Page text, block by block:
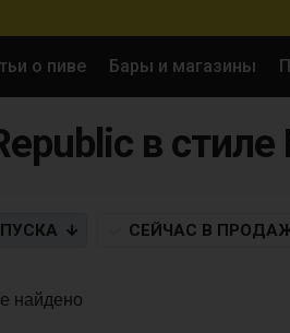
о пиве Бары и магазины
в
СЕЙЧАС В
найдено